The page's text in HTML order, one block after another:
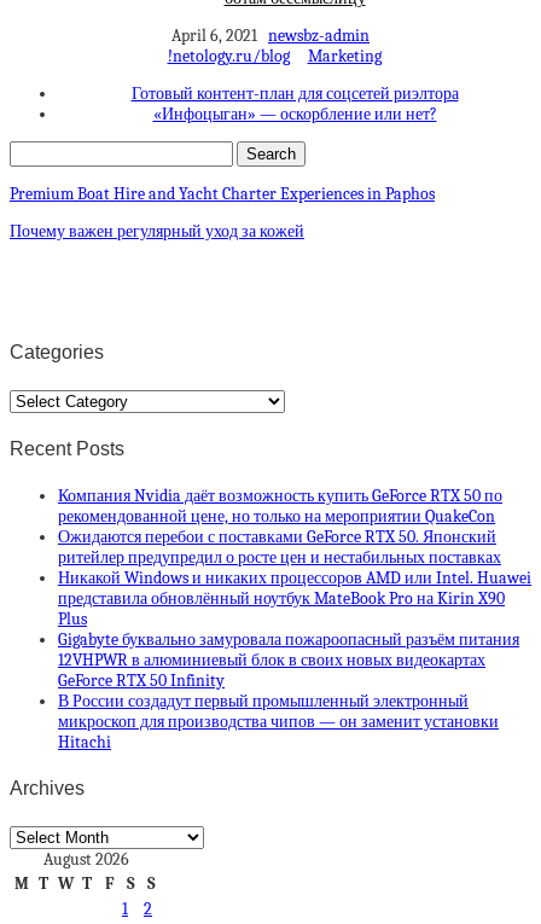
April 6, 2021 newsbz-admin
!netology.ru/blog
Marketing
Готовый контент-план для соцсетей риэлтора
«Инфоцыган» — оскорбление или нет?
Premium Boat Hire and Yacht Charter Experiences in Paphos
Почему важен регулярный уход за кожей
Categories
Categories
Recent Posts
Компания Nvidia даёт возможность купить GeForce RTX 50 по
рекомендованной цене, но только на мероприятии QuakeCon
Ожидаются перебои с поставками GeForce RTX 50. Японский
ритейлер предупредил о росте цен и нестабильных поставках
Никакой Windows и никаких процессоров AMD или Intel. Huawei
представила обновлённый ноутбук MateBook Pro на Kirin X90
Plus
Gigabyte буквально замуровала пожароопасный разъём питания
12VHPWR в алюминиевый блок в своих новых видеокартах
GeForce RTX 50 Infinity
В России создадут первый промышленный электронный
микроскоп для производства чипов — он заменит установки
Hitachi
Archives
Archives
August 2026
M T W T F S
S
1
2